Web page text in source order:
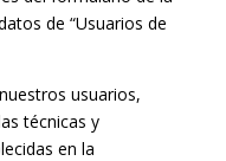
de “Usuarios de
usuarios,
técnicas y
en la